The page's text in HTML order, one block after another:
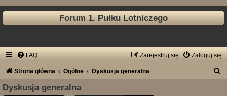
Forum 1. Pułku Lotniczego
FAQ Zaloguj się
Zarejestruj się
Strona główna Ogólne Dyskusja generalna
Dyskusja generalna